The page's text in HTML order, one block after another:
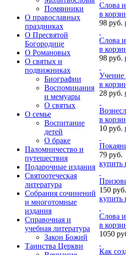
Помянники
О православных
праздниках
О Пресвятой
Богородице
О Романовых
О святых и
подвижниках
Биографии
Воспоминания
и мемуары
О святых
О семье
Воспитание
детей
О браке
Паломничество и
путешествия
Подарочные издания
Святоотеческая
литература
Собрания сочинений
и многотомные
издания
Справочная и
учебная литература
Закон Божий
Таинства Церкви
Слова
в
98 руб.
Слова
в
98 руб.
Учение
в
28 руб.
в
10 руб.
79 руб.
купить
150 руб.
купить
Слова
в
1050
Как